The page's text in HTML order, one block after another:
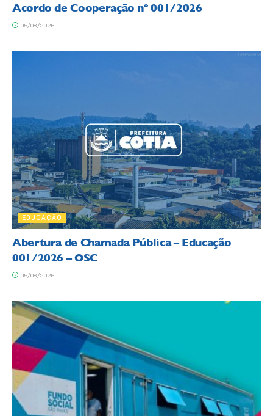
Acordo de Cooperação nº 001/2026
05/08/2026
EDUCAÇÃO
Abertura de Chamada Pública – Educação
001/2026 – OSC
05/08/2026